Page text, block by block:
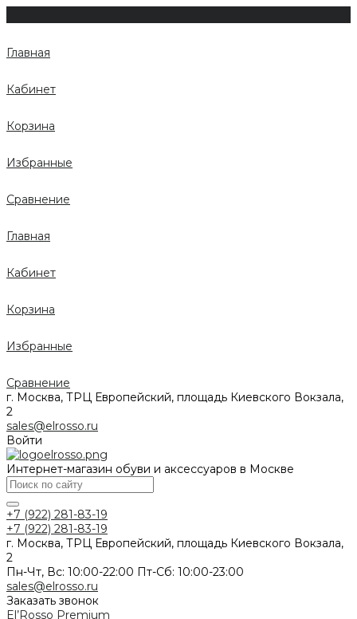
Главная
Кабинет
Корзина
Избранные
Сравнение
Главная
Кабинет
Корзина
Избранные
Сравнение
г. Москва, ТРЦ Европейский, площадь Киевского Вокзала,
2
sales@elrosso.ru
Войти
Интернет-магазин обуви и аксессуаров в Москве
+7 (922) 281-83-19
+7 (922) 281-83-19
г. Москва, ТРЦ Европейский, площадь Киевского Вокзала,
2
Пн-Чт, Вс: 10:00-22:00 Пт-Сб: 10:00-23:00
sales@elrosso.ru
Заказать звонок
El’Rosso Premium